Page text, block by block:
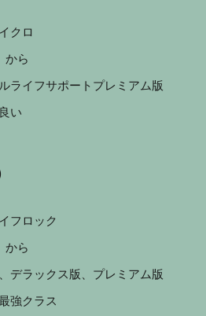
クロ
から
ライフサポートプレミアム版
い
フロック
から
デラックス版、プレミアム版
強クラス